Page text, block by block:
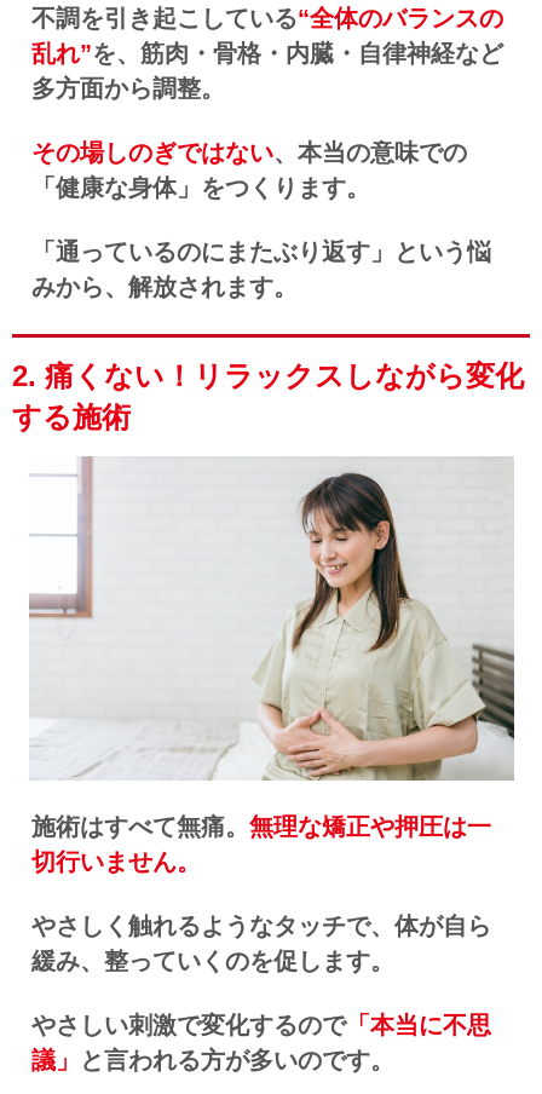
不調を引き起こしている“全体のバランスの
乱れ”を、筋肉・骨格・内臓・自律神経など
多方面から調整。
その場しのぎではない、本当の意味での
「健康な身体」をつくります。
「 通っているのにまたぶり返す」という悩
みから、解放されます。
2. 痛くない！リラックスしながら変化
する施術
施術はすべて無痛。 無理な矯正や押圧は一
切行いません。
やさしく触れるようなタッチで、体が自ら
緩み、整っていくのを促します。
やさしい刺激で変化するので「本当に不思
議」
と言われる方が多いのです。